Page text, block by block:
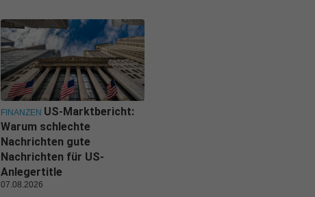
FINANZEN US-Marktbericht:
Warum schlechte
Nachrichten gute
Nachrichten für US-
Anlegertitle
07.08.2026